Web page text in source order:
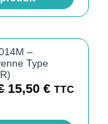
–
Type
15,50€ TTC